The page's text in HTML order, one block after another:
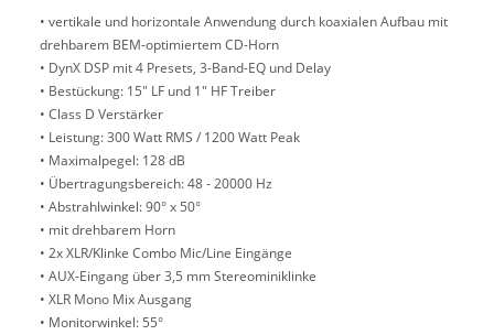
• vertikale und horizontale Anwendung durch koaxialen Aufbau mit
drehbarem BEM-optimiertem CD-Horn
• DynX DSP mit 4 Presets, 3-Band-EQ und Delay
• Bestückung: 15" LF und 1" HF Treiber
• Class D Verstärker
• Leistung: 300 Watt RMS / 1200 Watt Peak
• Maximalpegel: 128 dB
• Übertragungsbereich: 48 - 20000 Hz
• Abstrahlwinkel: 90° x 50°
• mit drehbarem Horn
• 2x XLR/Klinke Combo Mic/Line Eingänge
• AUX-Eingang über 3,5 mm Stereominiklinke
• XLR Mono Mix Ausgang
• Monitorwinkel: 55°